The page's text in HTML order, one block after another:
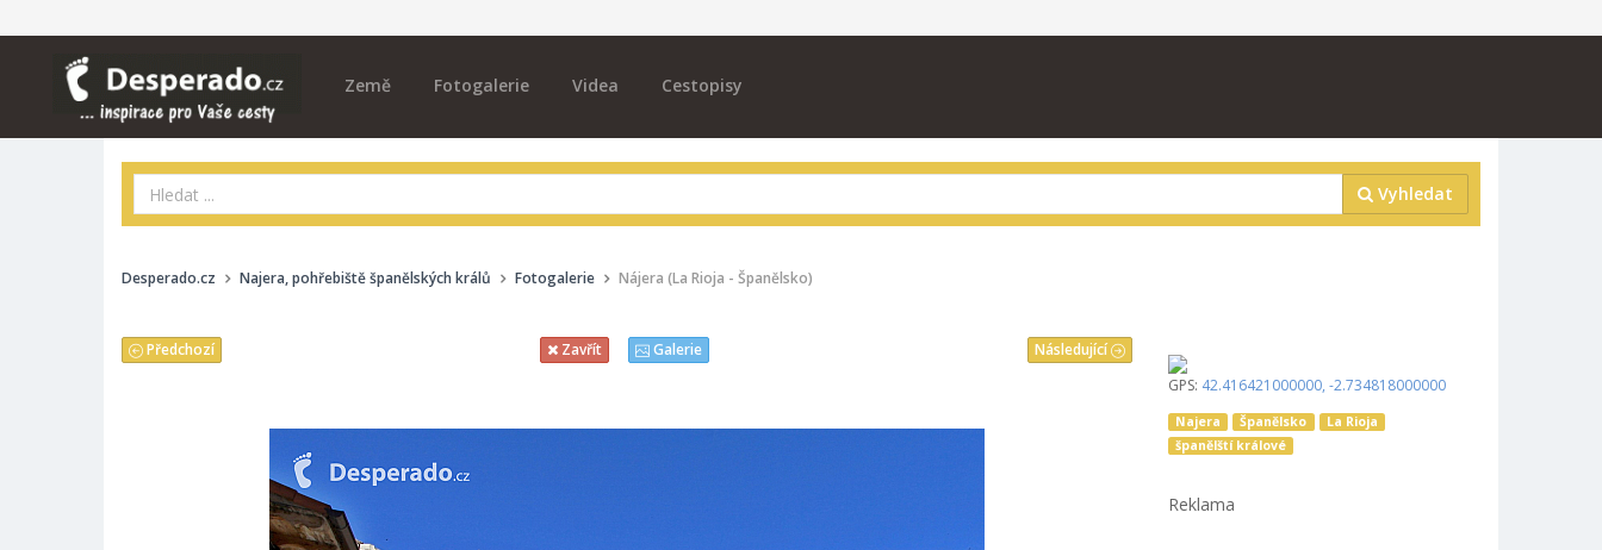
Země Fotogalerie Videa Cestopisy
Vyhledat
Desperado.cz Najera, pohřebiště španělských králů Fotogalerie Nájera (La Rioja - Španělsko)
Následující
Předchozí Zavřít Galerie
GPS: 42.416421000000, -2.734818000000
Najera Španělsko
La Rioja
španělští králové
Reklama